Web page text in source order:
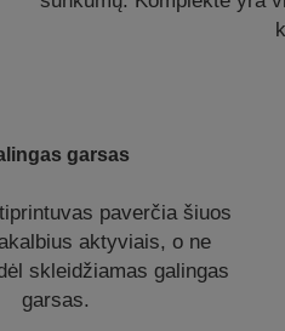
garsas
paverčia šiuos
aktyviais, o ne
skleidžiamas galingas
garsas.